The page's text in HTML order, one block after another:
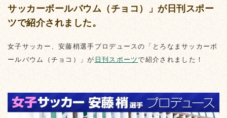
サッカーボールバウム（チョコ）」が日刊スポー
ツで紹介されました。
女子サッカー、安藤梢選手プロデュースの「とろなまサッカーボ
ールバウム（チョコ）」が 日刊スポーツで紹介されました！